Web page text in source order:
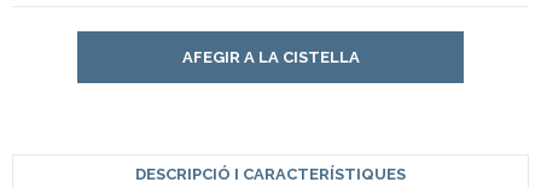
AFEGIR A LA CISTELLA
DESCRIPCIÓ I CARACTERÍSTIQUES